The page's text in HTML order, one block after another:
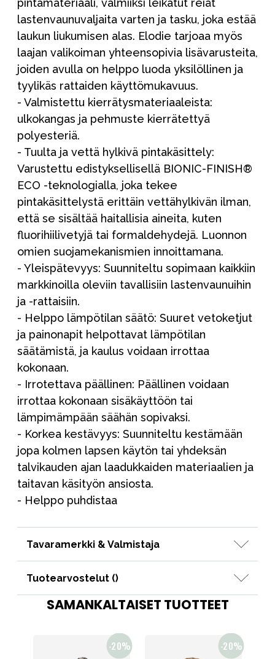
pintamateriaali, valmiiksi leikatut reiät
lastenvaunuvaljaita varten ja tasku, joka estää
laukun liukumisen alas. Elodie tarjoaa myös
laajan valikoiman yhteensopivia lisävarusteita,
joiden avulla on helppo luoda yksilöllinen ja
tyylikäs rattaiden käyttömukavuus.
- Valmistettu kierrätysmateriaaleista:
ulkokangas ja pehmuste kierrätettyä
polyesteriä.
- Tuulta ja vettä hylkivä pintakäsittely:
Varustettu edistyksellisellä BIONIC-FINISH®
ECO -teknologialla, joka tekee
pintakäsittelystä erittäin vettähylkivän ilman,
että se sisältää haitallisia aineita, kuten
fluorihiilivetyjä tai formaldehydejä. Luonnon
omien suojamekanismien innoittamana.
- Yleispätevyys: Suunniteltu sopimaan kaikkiin
markkinoilla oleviin tavallisiin lastenvaunuihin
ja -rattaisiin.
- Helppo lämpötilan säätö: Suuret vetoketjut
ja painonapit helpottavat lämpötilan
säätämistä, ja kaulus voidaan irrottaa
kokonaan.
- Irrotettava päällinen: Päällinen voidaan
irrottaa kokonaan sisäkäyttöön tai
lämpimämpään säähän sopivaksi.
- Korkea kestävyys: Suunniteltu kestämään
jopa kolmen lapsen käytön tai yhdeksän
talvikauden ajan laadukkaiden materiaalien ja
taitavan käsityön ansiosta.
- Helppo puhdistaa
Tavaramerkki & Valmistaja
Tuotearvostelut ()
SAMANKALTAISET TUOTTEET